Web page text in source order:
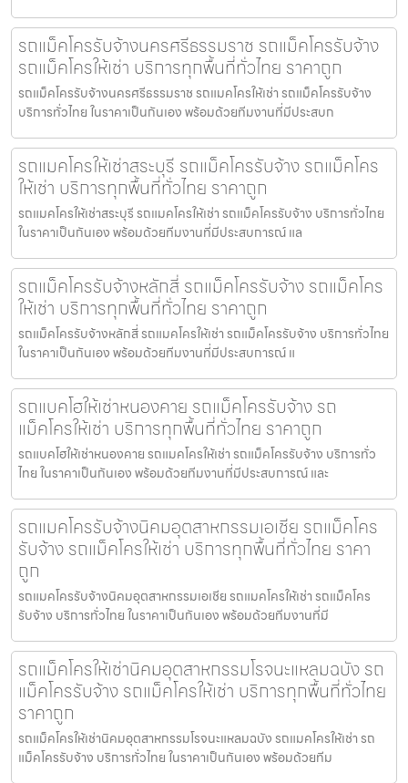
รถแม็คโครรับจ้างนครศรีธรรมราช รถแม็คโครรับจ้าง
รถแม็คโครให้เช่า บริการทุกพื้นที่ทั่วไทย ราคาถูก
รถแม็คโครรับจ้างนครศรีธรรมราช รถแมคโครให้เช่า รถแม็คโครรับจ้าง
บริการทั่วไทย ในราคาเป็นกันเอง พร้อมด้วยทีมงานที่มีประสบก
รถแมคโครให้เช่าสระบุรี รถแม็คโครรับจ้าง รถแม็คโคร
ให้เช่า บริการทุกพื้นที่ทั่วไทย ราคาถูก
รถแมคโครให้เช่าสระบุรี รถแมคโครให้เช่า รถแม็คโครรับจ้าง บริการทั่วไทย
ในราคาเป็นกันเอง พร้อมด้วยทีมงานที่มีประสบการณ์ แล
รถแม็คโครรับจ้างหลักสี่ รถแม็คโครรับจ้าง รถแม็คโคร
ให้เช่า บริการทุกพื้นที่ทั่วไทย ราคาถูก
รถแม็คโครรับจ้างหลักสี่ รถแมคโครให้เช่า รถแม็คโครรับจ้าง บริการทั่วไทย
ในราคาเป็นกันเอง พร้อมด้วยทีมงานที่มีประสบการณ์ แ
รถแบคโฮให้เช่าหนองคาย รถแม็คโครรับจ้าง รถ
แม็คโครให้เช่า บริการทุกพื้นที่ทั่วไทย ราคาถูก
รถแบคโฮให้เช่าหนองคาย รถแมคโครให้เช่า รถแม็คโครรับจ้าง บริการทั่ว
ไทย ในราคาเป็นกันเอง พร้อมด้วยทีมงานที่มีประสบการณ์ และ
รถแมคโครรับจ้างนิคมอุตสาหกรรมเอเชีย รถแม็คโคร
รับจ้าง รถแม็คโครให้เช่า บริการทุกพื้นที่ทั่วไทย ราคา
ถูก
รถแมคโครรับจ้างนิคมอุตสาหกรรมเอเชีย รถแมคโครให้เช่า รถแม็คโคร
รับจ้าง บริการทั่วไทย ในราคาเป็นกันเอง พร้อมด้วยทีมงานที่มี
รถแม็คโครให้เช่านิคมอุตสาหกรรมโรจนะแหลมฉบัง รถ
แม็คโครรับจ้าง รถแม็คโครให้เช่า บริการทุกพื้นที่ทั่วไทย
ราคาถูก
รถแม็คโครให้เช่านิคมอุตสาหกรรมโรจนะแหลมฉบัง รถแมคโครให้เช่า รถ
แม็คโครรับจ้าง บริการทั่วไทย ในราคาเป็นกันเอง พร้อมด้วยทีม